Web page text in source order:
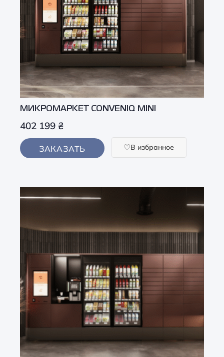
МИКРОМАРКЕТ CONVENIQ MINI
402 199 ₴
ЗАКАЗАТЬ В избранное